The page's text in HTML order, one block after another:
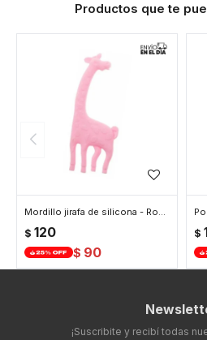
Productos que te
Mordillo jirafa de silicona - Rosado
$ 120
$ 90
$
¡Suscribite y recibí todas